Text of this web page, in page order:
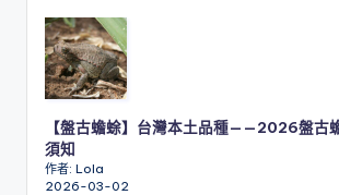
【盤古蟾蜍】台灣本土品種——2026盤古
須知
作者: Lola
2026-03-02